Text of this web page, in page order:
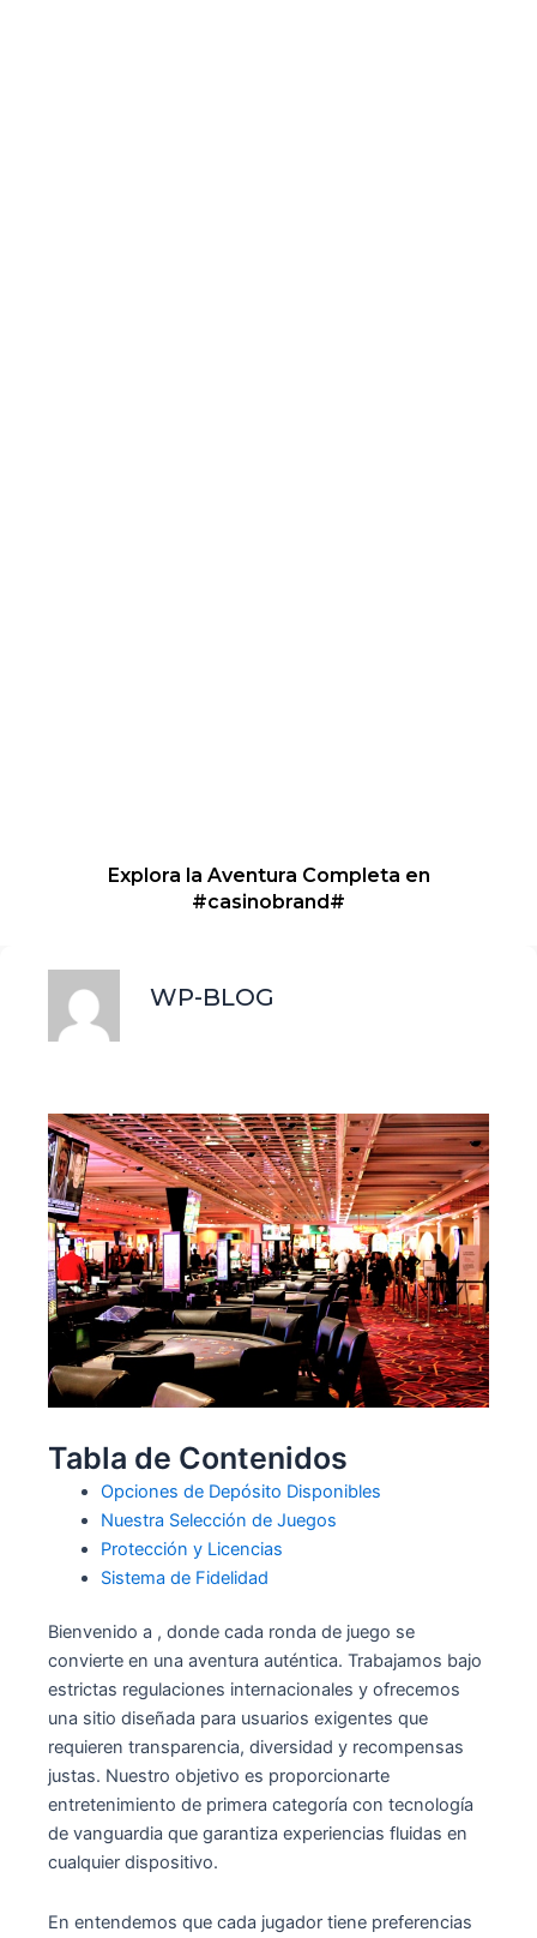
Explora la Aventura Completa en
#casinobrand#
WP-BLOG
Tabla de Contenidos
Opciones de Depósito Disponibles
Nuestra Selección de Juegos
Protección y Licencias
Sistema de Fidelidad
Bienvenido a , donde cada ronda de juego se
convierte en una aventura auténtica. Trabajamos bajo
estrictas regulaciones internacionales y ofrecemos
una sitio diseñada para usuarios exigentes que
requieren transparencia, diversidad y recompensas
justas. Nuestro objetivo es proporcionarte
entretenimiento de primera categoría con tecnología
de vanguardia que garantiza experiencias fluidas en
cualquier dispositivo.
En entendemos que cada jugador tiene preferencias